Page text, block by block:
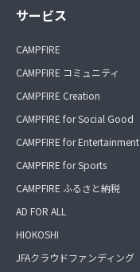
サービス
CAMPFIRE
CAMPFIRE コミュニティ
CAMPFIRE Creation
CAMPFIRE for Social Good
CAMPFIRE for Entertainment
CAMPFIRE for Sports
CAMPFIRE ふるさと納税
AD FOR ALL
HIOKOSHI
JFAクラウドファンディング